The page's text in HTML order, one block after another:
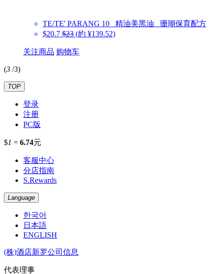
TE/TE' PARANG 10 _精油美黑油 _珊瑚保育配方
$20.7 $23 (約 ¥139.52)
关注商品 购物车
(3 /3)
TOP
登录
注册
PC版
$1 = 6.74元
客服中心
分店指南
S.Rewards
Language
한국어
日本語
ENGLISH
(株)酒店新罗公司信息
代表理事